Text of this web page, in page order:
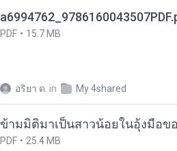
PDF 15.7 MB
อริยา ด. in My 4shared
ข้ามมิติมาเป็นสาวน้อยในอุ้งมือข
PDF 25.4 MB